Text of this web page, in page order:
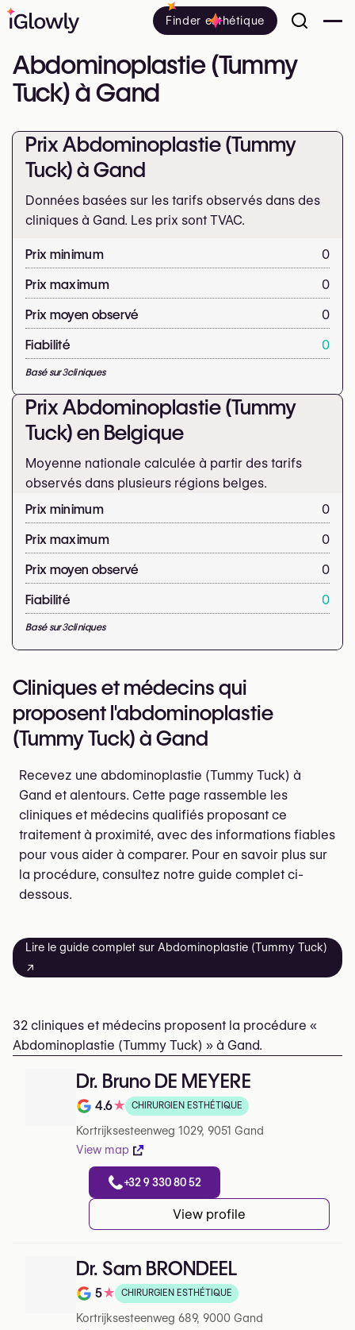
Finder esthétique
Abdominoplastie (Tummy
Tuck) à Gand
Prix Abdominoplastie (Tummy
Tuck) à Gand
Données basées sur les tarifs observés dans des
cliniques à Gand. Les prix sont TVAC.
Prix minimum
0
Prix maximum
0
Prix moyen observé
0
Fiabilité
0
Basé sur3cliniques
Prix Abdominoplastie (Tummy
Tuck) en Belgique
Moyenne nationale calculée à partir des tarifs
observés dans plusieurs régions belges.
Prix minimum
0
Prix maximum
0
Prix moyen observé
0
Fiabilité
0
Basé sur3cliniques
Cliniques et médecins qui
proposent l'abdominoplastie
(Tummy Tuck) à Gand
Recevez une abdominoplastie (Tummy Tuck) à
Gand et alentours. Cette page rassemble les
cliniques et médecins qualifiés proposant ce
traitement à proximité, avec des informations fiables
pour vous aider à comparer. Pour en savoir plus sur
la procédure, consultez notre guide complet ci-
dessous.
Lire le guide complet sur Abdominoplastie (Tummy Tuck)
↗
32 cliniques et médecins proposent la procédure «
Abdominoplastie (Tummy Tuck) » à Gand.
Dr. Bruno DE MEYERE
Note de 4.6 sur 5 sur Google
4.6★ CHIRURGIEN ESTHÉTIQUE
Kortrijksesteenweg 1029, 9051 Gand
View map
+32 9 330 80 52
View profile
Dr. Sam BRONDEEL
Note de 5 sur 5 sur Google
5★ CHIRURGIEN ESTHÉTIQUE
Kortrijksesteenweg 689, 9000 Gand